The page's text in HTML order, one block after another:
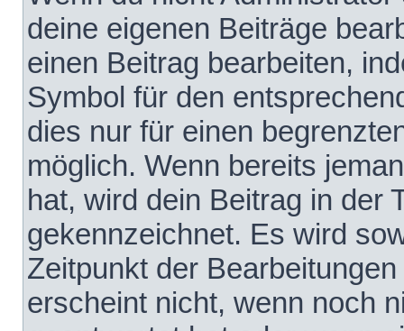
deine eigenen Beiträge
einen Beitrag bearbeiten,
Symbol für den
dies nur für einen
möglich. Wenn bereits
hat, wird dein Beitrag in der
gekennzeichnet. Es wird
Zeitpunkt der
erscheint nicht, wenn noch